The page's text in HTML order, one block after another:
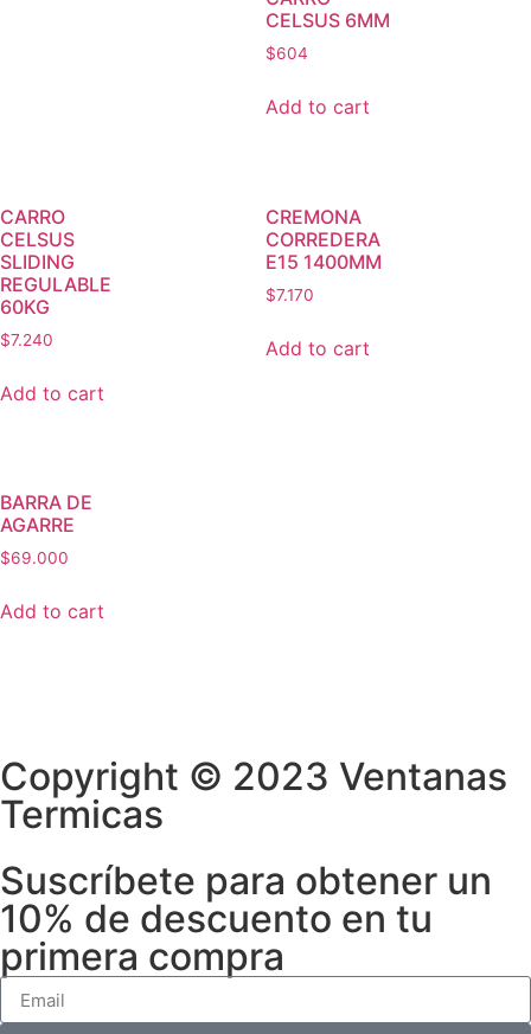
CELSUS 6MM
$604
Add to cart
CARRO
CELSUS
SLIDING
REGULABLE
60KG
$7.240
Add to cart
CREMONA
CORREDERA
E15 1400MM
$7.170
Add to cart
BARRA DE
AGARRE
$69.000
Add to cart
Copyright © 2023 Ventanas
Termicas
Suscríbete para obtener un
10% de descuento en tu
primera compra